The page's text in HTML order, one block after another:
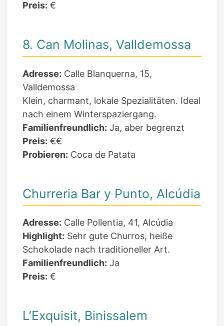
Preis: €
8. Can Molinas, Valldemossa
Adresse: Calle Blanquerna, 15,
Valldemossa
Klein, charmant, lokale Spezialitäten. Ideal
nach einem Winterspaziergang.
Familienfreundlich: Ja, aber begrenzt
Preis: €€
Probieren: Coca de Patata
Churreria Bar y Punto, Alcúdia
Adresse: Calle Pollentia, 41, Alcúdia
Highlight: Sehr gute Churros, heiße
Schokolade nach traditioneller Art.
Familienfreundlich: Ja
Preis: €
L’Exquisit, Binissalem